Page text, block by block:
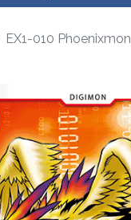
EX1-010 Phoenixmon